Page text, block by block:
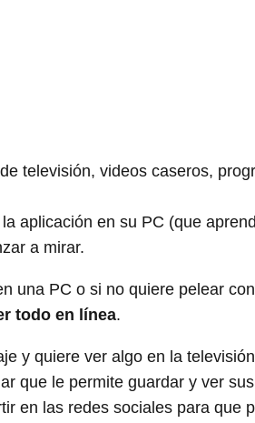
televisión, videos caseros,
aplicación en su PC (que
a mirar.
una PC o si no quiere pelear
todo en línea.
y quiere ver algo en la
que le permite guardar y ver
en las redes sociales para que